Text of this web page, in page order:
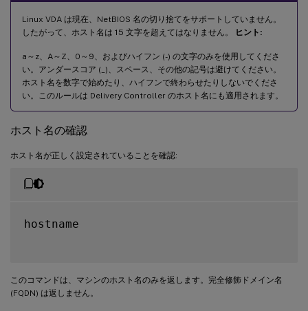
Linux VDA は現在、NetBIOS 名の切り捨てをサポートしていません。
したがって、ホスト名は 15 文字を超えてはなりません。
ヒント:
a～z、A～Z、0～9、およびハイフン (-) の文字のみを使用してくださ
い。アンダースコア (_)、スペース、その他の記号は避けてください。
ホスト名を数字で始めたり、ハイフンで終わらせたりしないでくださ
い。このルールは Delivery Controller のホスト名にも適用されます。
ホスト名の確認
ホスト名が正しく設定されていることを確認:
hostname
このコマンドは、マシンのホスト名のみを返します。完全修飾ドメイン名
(FQDN) は返しません。